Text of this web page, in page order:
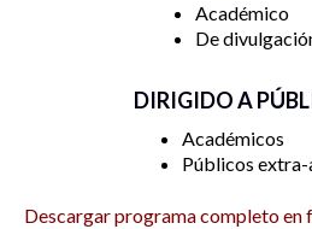
Académico
De
DIRIGIDO A
Académicos
Públicos
Descargar programa completo en